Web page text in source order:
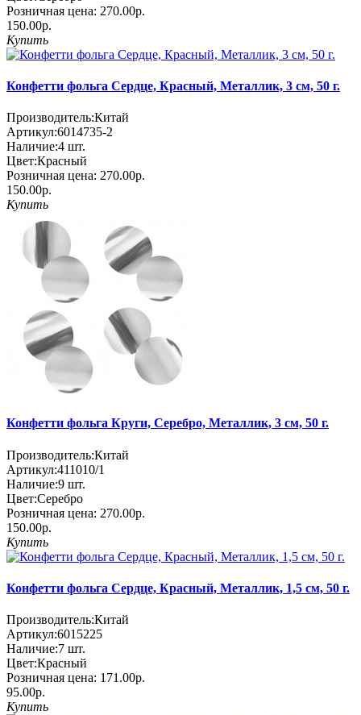
Розничная цена: 270.00р.
150.00р.
Купить
Конфетти фольга Сердце, Красный, Металлик, 3 см, 50 г.
Производитель:Китай
Артикул:6014735-2
Наличие:4 шт.
Цвет:Красный
Розничная цена: 270.00р.
150.00р.
Купить
Конфетти фольга Круги, Серебро, Металлик, 3 см, 50 г.
Производитель:Китай
Артикул:411010/1
Наличие:9 шт.
Цвет:Серебро
Розничная цена: 270.00р.
150.00р.
Купить
Конфетти фольга Сердце, Красный, Металлик, 1,5 см, 50 г.
Производитель:Китай
Артикул:6015225
Наличие:7 шт.
Цвет:Красный
Розничная цена: 171.00р.
95.00р.
Купить